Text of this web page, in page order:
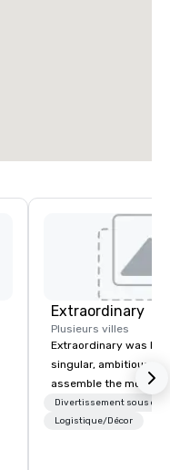
Extraordinary
Plusieurs villes
Extraordinary was
singular, ambitious
assemble the most
of event
We believe that
Divertissement sous
Logistique/Décor